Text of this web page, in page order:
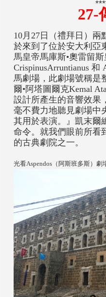
27-
10月27日（禮拜日）
於來到了位於安大利亞
馬皇帝馬庫斯•奧雷留
CrispinusArruntianus和
馬劇場，此劇場號稱是
爾•阿塔圖爾克Kemal
設計所產生的音響效果
毫不費力地聽見劇場中
其用於表演。』凱末爾
命令。就我們眼前所看
的古典劇院之一。
光看Aspendos（阿斯班多斯）